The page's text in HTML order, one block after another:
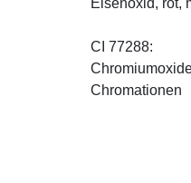
CI 77288:
Chromationen